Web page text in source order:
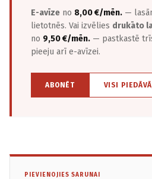
E-avīze no 8,00 €/mēn. —
lietotnēs. Vai izvēlies drukāto
no 9,50 €/mēn. — pastkastē
pieeju arī e-avīzei.
ABONĒT VISI
PIEVIENOJIES SARUNAI